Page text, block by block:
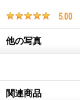
5.00
他の写真
関連商品